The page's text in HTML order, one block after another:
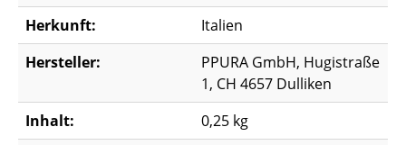
Herkunft:
Italien
Hersteller:
PPURA GmbH, Hugistraße
1, CH 4657 Dulliken
Inhalt:
0,25 kg